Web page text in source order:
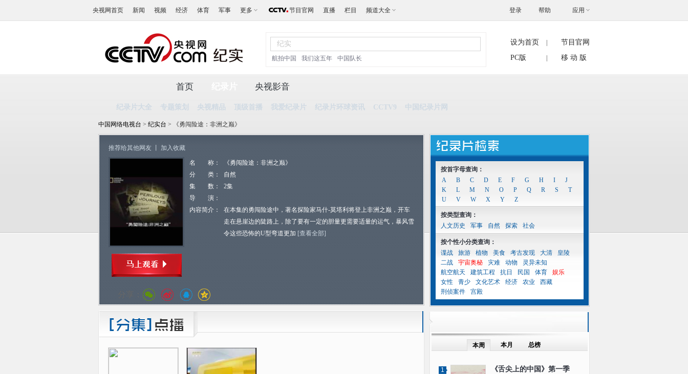
央视网首页 新闻 视频 经济 体育 军事 更多 节目官网 直播 栏目 频道大全 帮助 应用
登录
航拍中国 我们这五年 中国队长
设为首页
节目官网
PC版
移 动 版
首页
纪录片大全 专题策划 央视精品 顶级首播 我爱纪录片 纪录片环球资讯 CCTV9 中国纪录片网
央视影音
中国网络电视台 > 纪实台 > 《勇闯险途：非洲之巅》
推荐给其他网友 加入收藏
名 称：
《勇闯险途：非洲之巅》
分 类：
自然
集 数：
2集
导 演：
内容简介：
在本集的勇闯险途中，著名探险家马什-莫塔利将登上非洲之巅，开车
走在悬崖边的陡路上，除了要有一定的胆量更需要适量的运气，暴风雪
令这些恐怖的U型弯道更加 [查看全部]
分享：
按首字母查询：
A
B C D E F G H I
J
K
L M N O P Q R S
T
U
V W X Y Z
按类型查询：
人文历史
军事 自然 探索 社会
按个性小分类查询：
谍战
旅游 植物 美食 考古发现 大清
皇陵
二战
宇宙奥秘 灾难 动物
灵异未知
航空航天
建筑工程 抗日 民国 体育
娱乐
女性
青少 文化艺术 经济 农业
西藏
刑侦案件
宫殿
本周 本月 总榜
1 《舌尖上的中国》第一季